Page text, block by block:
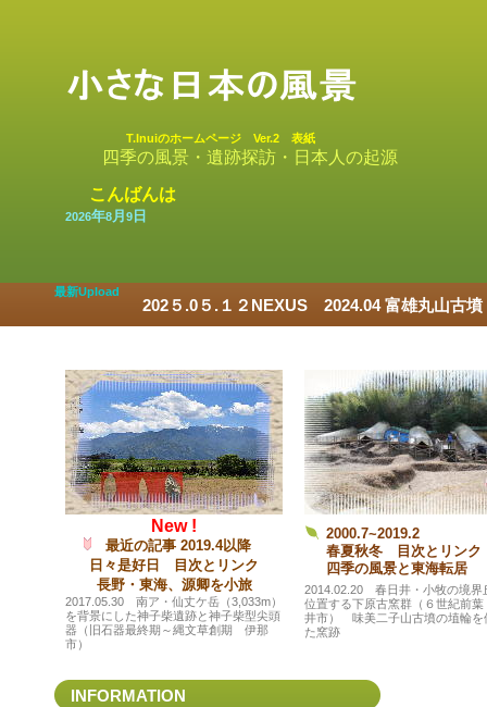
T.Inuiのホームページ Ver.2 表紙
四季の風景・遺跡探訪・日本人の起源
こんばんは
2026年8月 9 日
New !
最近の記事 2019.4以降
日々是好日 目次とリンク
長野・東海、源卿を小旅
2017.05.30 南ア・仙丈ケ岳（3,033m）
を背景にした神子柴遺跡と神子柴型尖頭
器（旧石器最終期～縄文草創期 伊那
市）
2000.7~2019.2
春夏秋冬 目次とリンク
四季の風景と東海転居
2014.02.20 春日井・小牧の境界
位置する下原古窯群（６世紀前
井市） 味美二子山古墳の埴輪を
た窯跡
INFORMATION
最新Upload
202５.0５.１２NEXUS 2024.04 富雄丸山古墳